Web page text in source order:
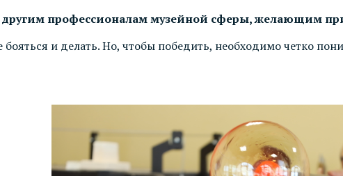
профессионалам музейной сферы, желающим
и делать. Но, чтобы победить, необходимо четко